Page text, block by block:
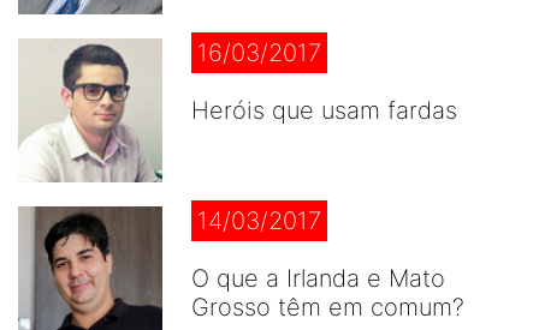
16/03/2017
Heróis que usam fardas
14/03/2017
O que a Irlanda e Mato
Grosso têm em comum?